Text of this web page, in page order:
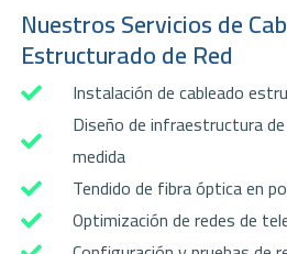
Nuestros Servicios de
Estructurado de Red
Instalación de cableado
Diseño de infraestructura
medida
Tendido de fibra óptica en
Optimización de redes de